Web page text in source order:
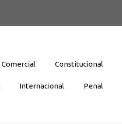
Comercial Constitucional
Internacional Penal